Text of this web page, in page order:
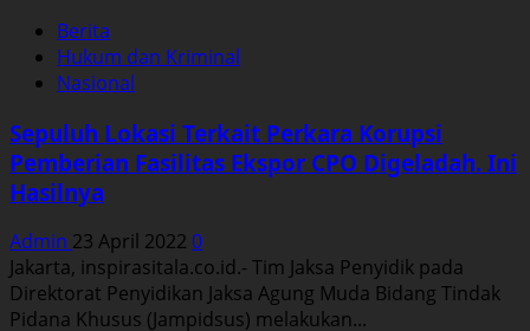
Edy
Mulyadi
Sejumlah
Pasal.
Berita
Hukum dan Kriminal
Nasional
Sepuluh Lokasi Terkait Perkara Korupsi
Pemberian Fasilitas Ekspor CPO Digeladah. Ini
Hasilnya
Admin 23 April 2022 0
Jakarta, inspirasitala.co.id.- Tim Jaksa Penyidik pada
Direktorat Penyidikan Jaksa Agung Muda Bidang Tindak
Pidana Khusus (Jampidsus) melakukan...